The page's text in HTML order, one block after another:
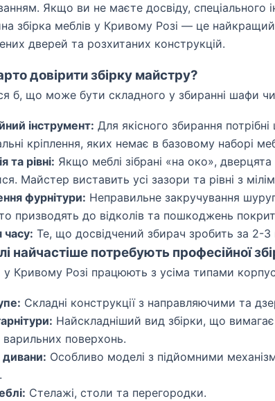
Якщо ви не маєте досвіду, спеціального
збірка меблів у Кривому Розі — це
дверей та розхитаних конструкцій.
довірити збірку майстру?
б, що може бути складного у збиранні шафи
інструмент: Для якісного збирання
кріплення, яких немає в базовому наборі
та рівні: Якщо меблі зібрані «на око»,
Майстер виставить усі зазори та рівні з
фурнітури: Неправильне закручування
призводять до відколів та пошкоджень
часу: Те, що досвідчений збирач зробить за 2-3
найчастіше потребують професійної
Кривому Розі працюють з усіма типами
Складні конструкції з направляючими та
Найскладніший вид збірки, що
поверхонь.
дивани: Особливо моделі з підйомними
Стелажі, столи та перегородки.